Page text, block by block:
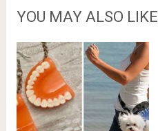
YOU MAY ALSO LIKE